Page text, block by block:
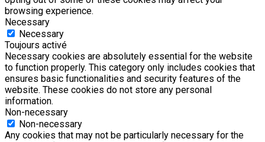
browsing experience.
Necessary
Necessary
Toujours activé
Necessary cookies are absolutely essential for the website
to function properly. This category only includes cookies that
ensures basic functionalities and security features of the
website. These cookies do not store any personal
information.
Non-necessary
Non-necessary
Any cookies that may not be particularly necessary for the